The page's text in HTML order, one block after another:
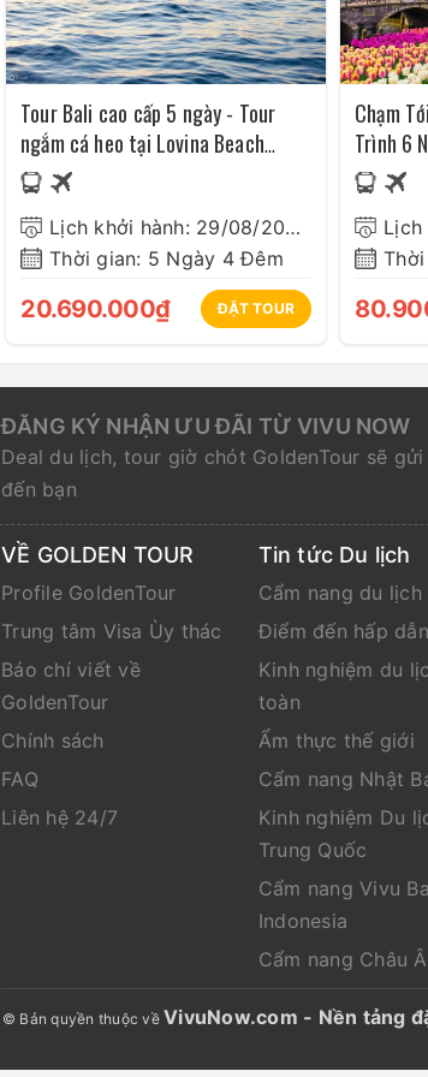
Tour Bali cao cấp 5 ngày - Tour
ngắm cá heo tại Lovina Beach
2026
Lịch khởi hành: 29/08/2026 ( dịp Quốc khánh )
Thời gian: 5 Ngày 4 Đêm
20.690.000₫ ĐẶT TOUR
Chạm
Trình 6
Lịch
ĐĂNG KÝ NHẬN ƯU ĐÃI TỪ VIVU NOW
Deal du lịch, tour giờ chót GoldenTour sẽ gửi
đến bạn
VỀ GOLDEN TOUR
Profile GoldenTour
Trung tâm Visa Ùy thác
Báo chí viết về
GoldenTour
Chính sách
FAQ
Liên hệ 24/7
Tin tức Du lịch
Cẩm nang du lịch
Điểm đến hấp dẫn
Kinh nghiệm du
toàn
Ẩm thực thế giới
Cẩm nang Nhật
Kinh nghiệm Du
Trung Quốc
Cẩm nang Vivu
Indonesia
Cẩm nang Châu
© Bản quyền thuộc về VivuNow.com - Nền tảng